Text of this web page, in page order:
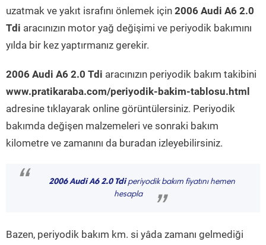
uzatmak ve yakıt israfını önlemek için 2006 Audi A6 2.0
Tdi aracınızın motor yağ değişimi ve periyodik bakımını
yılda bir kez yaptırmanız gerekir.
2006 Audi A6 2.0 Tdi aracınızın periyodik bakım takibini
www.pratikaraba.com/periyodik-bakim-tablosu.html
adresine tıklayarak online görüntülersiniz. Periyodik
bakımda değişen malzemeleri ve sonraki bakım
kilometre ve zamanını da buradan izleyebilirsiniz.
“ 2006 Audi A6 2.0 Tdiperiyodik bakım fiyatını hemen
hesapla
”
Bazen, periyodik bakım km. si yâda zamanı gelmediği